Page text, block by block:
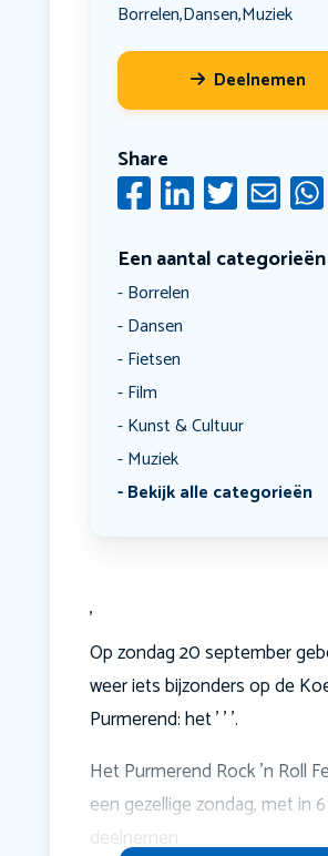
Borrelen,Dansen,Muziek
Deelnemen
Share
Een aantal categorieën
Borrelen
Dansen
Fietsen
Film
Kunst & Cultuur
Muziek
Bekijk alle categorieën
'
Op zondag 20 september
weer iets bijzonders op de
Purmerend: het ' ' '.
Het Purmerend Rock 'n Roll
een gezellige zondag, met in 6
deelnemen